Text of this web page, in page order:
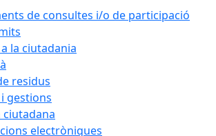
de consultes i/o de participació
la ciutadania
residus
gestions
ciutadana
electròniques